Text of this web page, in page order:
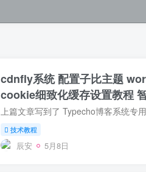
cdnfly系统 配置子比主题
cookie细致化缓存设置教程
CDN_CNMCDN
技术教程
辰安 5月8日